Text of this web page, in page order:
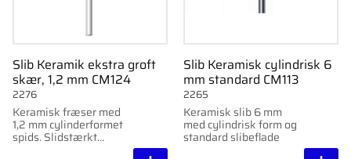
Slib Keramik ekstra groft
skær, 1,2 mm CM124
Keramisk fræser med
1,2 mm cylinderformet
spids. Slidstærkt
slibemiddel til
2276
Slib Keramisk cylindrisk 6
mm standard CM113
Keramisk slib 6 mm
med cylindrisk form og
standard slibeflade
2265